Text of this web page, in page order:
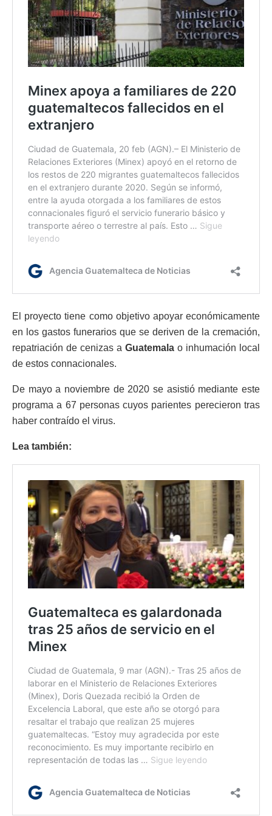
El proyecto tiene como objetivo apoyar económicamente
en los gastos funerarios que se deriven de la cremación,
repatriación de cenizas a Guatemala o inhumación local
de estos connacionales.
De mayo a noviembre de 2020 se asistió mediante este
programa a 67 personas cuyos parientes perecieron tras
haber contraído el virus.
Lea también: